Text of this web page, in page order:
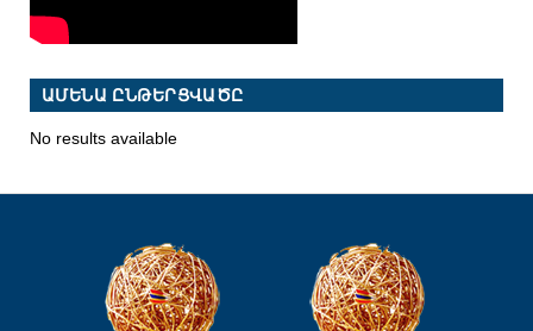
ԱՄԵՆԱ ԸՆԹԵՐՑՎԱԾԸ
No results available